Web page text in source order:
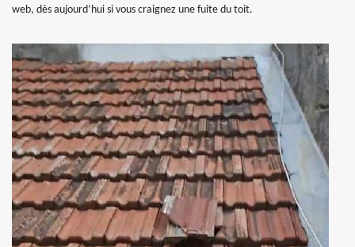
web, dès aujourd’hui si vous craignez une fuite du toit.